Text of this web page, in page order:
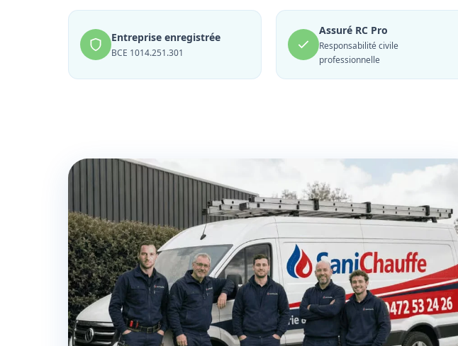
Entreprise enregistrée
BCE 1014.251.301
Assuré RC Pro
Responsabilité civile
professionnelle